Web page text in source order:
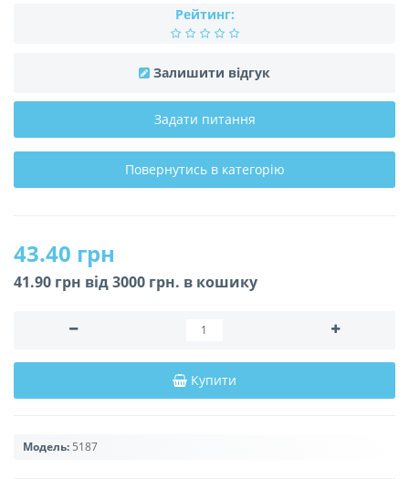
Рейтинг:
Залишити відгук
Задати питання
Повернутись в категорію
43.40 грн
41.90 грн вiд 3000 грн. в кошику
Купити
Модель: 5187